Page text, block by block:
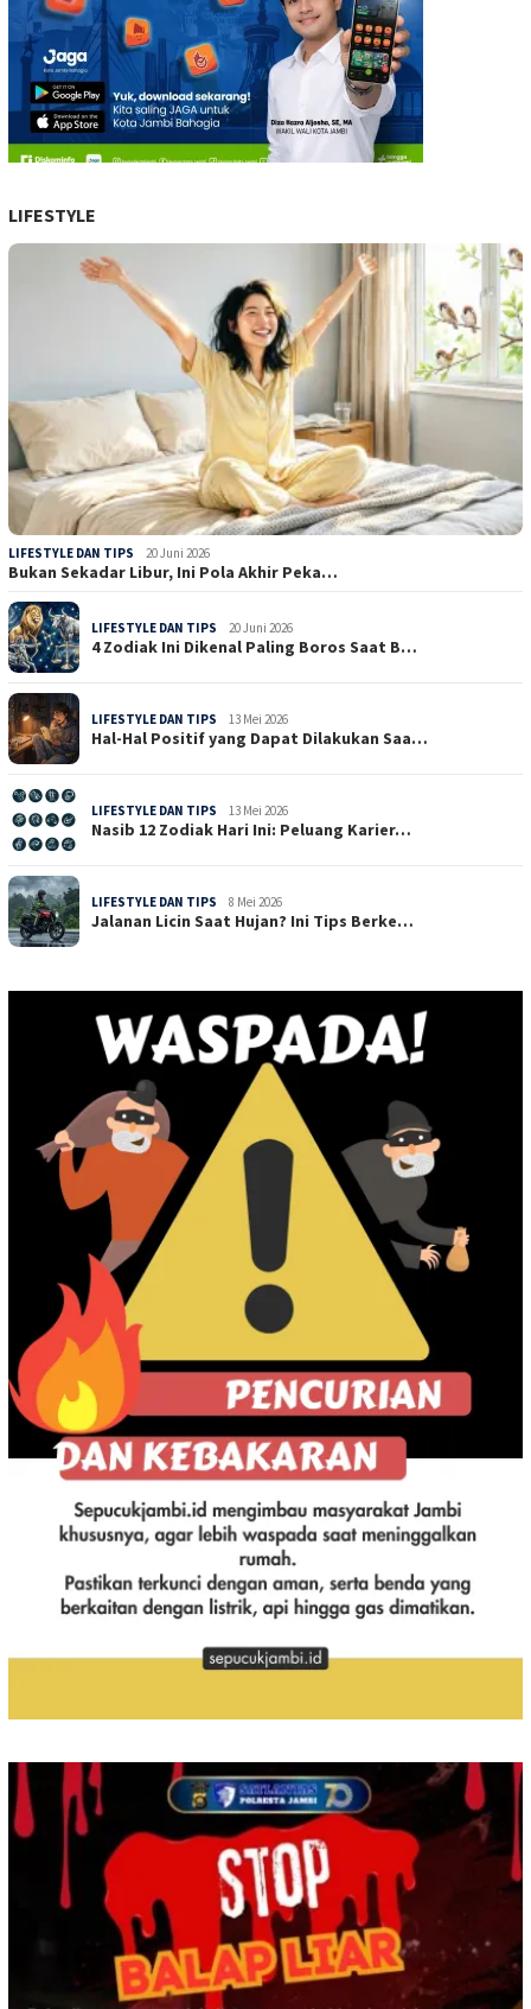
LIFESTYLE
LIFESTYLE DAN TIPS 20 Juni 2026
Bukan Sekadar Libur, Ini Pola Akhir Peka…
LIFESTYLE DAN TIPS 20 Juni 2026
4 Zodiak Ini Dikenal Paling Boros Saat B…
LIFESTYLE DAN TIPS 13 Mei 2026
Hal-Hal Positif yang Dapat Dilakukan Saa…
LIFESTYLE DAN TIPS 13 Mei 2026
Nasib 12 Zodiak Hari Ini: Peluang Karier…
LIFESTYLE DAN TIPS 8 Mei 2026
Jalanan Licin Saat Hujan? Ini Tips Berke…